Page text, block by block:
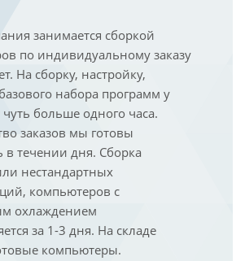
занимается сборкой
по индивидуальному заказу
На сборку, настройку,
набора программ у
чуть больше одного часа.
заказов мы готовы
течении дня. Сборка
нестандартных
компьютеров с
охлаждением
за 1-3 дня. На складе
компьютеры.